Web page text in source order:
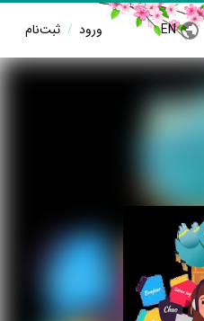
EN ورود / ثبت‌نام